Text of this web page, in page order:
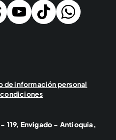
de información personal
119, Envigado - Antioquia,